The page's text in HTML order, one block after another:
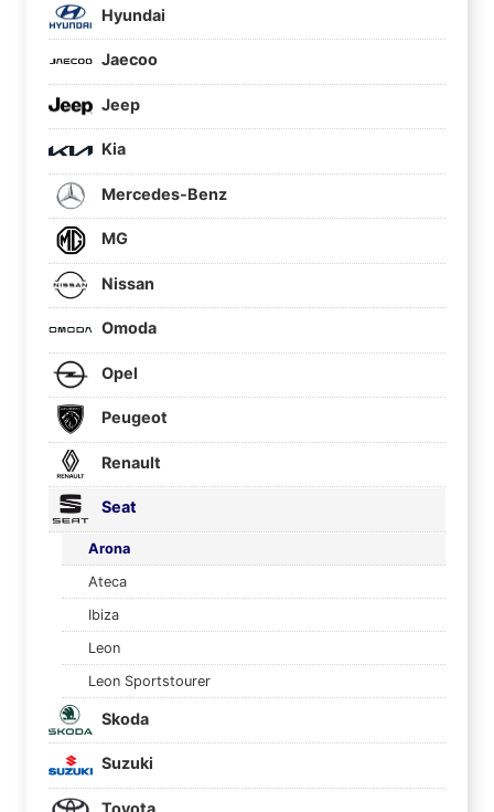
Hyundai
Jaecoo
Jeep
Kia
Mercedes-Benz
MG
Nissan
Omoda
Opel
Peugeot
Renault
Seat
Arona
Ateca
Ibiza
Leon
Leon Sportstourer
Skoda
Suzuki
Toyota